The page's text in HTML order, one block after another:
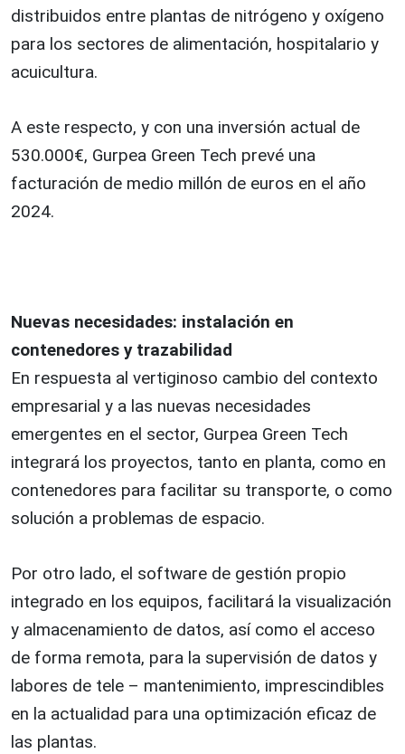
distribuidos entre plantas de nitrógeno y oxígeno
para los sectores de alimentación, hospitalario y
acuicultura.
A este respecto, y con una inversión actual de
530.000€, Gurpea Green Tech prevé una
facturación de medio millón de euros en el año
2024.
Nuevas necesidades: instalación en
contenedores y trazabilidad
En respuesta al vertiginoso cambio del contexto
empresarial y a las nuevas necesidades
emergentes en el sector, Gurpea Green Tech
integrará los proyectos, tanto en planta, como en
contenedores para facilitar su transporte, o como
solución a problemas de espacio.
Por otro lado, el software de gestión propio
integrado en los equipos, facilitará la visualización
y almacenamiento de datos, así como el acceso
de forma remota, para la supervisión de datos y
labores de tele – mantenimiento, imprescindibles
en la actualidad para una optimización eficaz de
las plantas.